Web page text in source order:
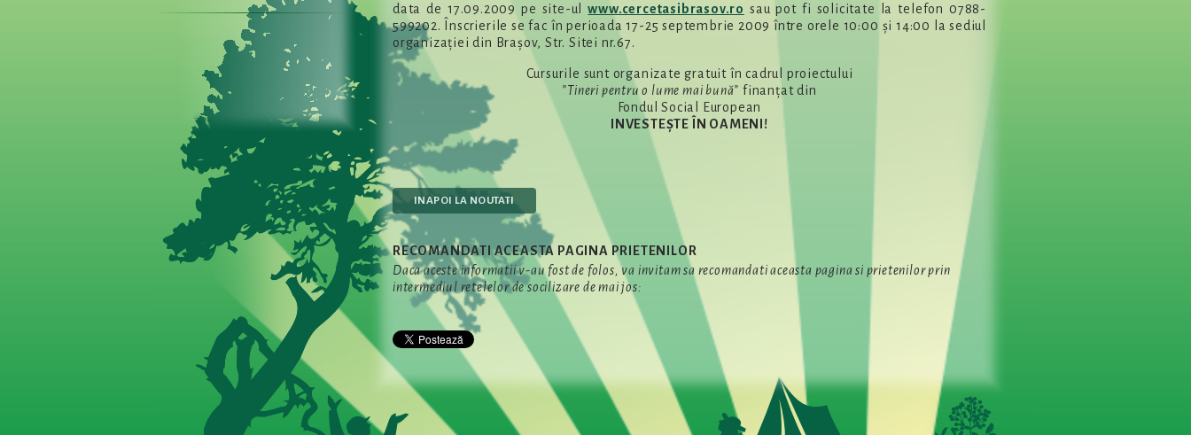
data de 17.09.2009 pe site-ulwww.cercetasibrasov.ro sau pot fi solicitate la telefon 0788-
599202. Înscrierile se fac în perioada 17-25 septembrie 2009 între orele 10:00 și 14:00 la sediul
organizației din Brașov, Str. Sitei nr.67.
Cursurile sunt organizate gratuit în cadrul proiectului
”Tineri pentru o lume mai bună” finanțat din
Fondul Social European
INVESTEȘTE ÎN OAMENI!
INAPOI LA NOUTATI
RECOMANDATI ACEASTA PAGINA PRIETENILOR
Daca aceste informatii v-au fost de folos, va invitam sa recomandati aceasta pagina si prietenilor prin
intermediul retelelor de socilizare de mai jos: